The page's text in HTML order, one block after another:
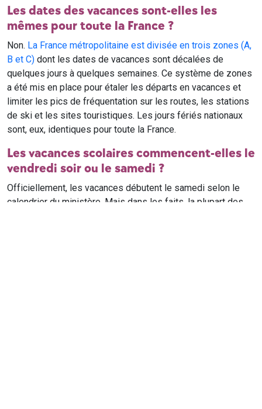
Les dates des vacances sont-elles les
mêmes pour toute la France ?
Non. La France métropolitaine est divisée en trois zones (A,
B et C) dont les dates de vacances sont décalées de
quelques jours à quelques semaines. Ce système de zones
a été mis en place pour étaler les départs en vacances et
limiter les pics de fréquentation sur les routes, les stations
de ski et les sites touristiques. Les jours fériés nationaux
sont, eux, identiques pour toute la France.
Les vacances scolaires commencent-elles le
vendredi soir ou le samedi ?
Officiellement, les vacances débutent le samedi selon le
calendrier du ministère. Mais dans les faits, la plupart des